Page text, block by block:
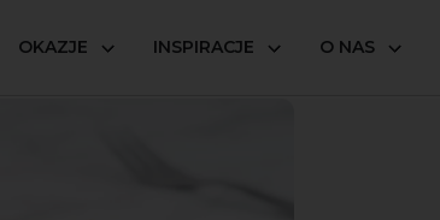
OKAZJE INSPIRACJE O NAS
Sernik z rabarbarem i kruszonką